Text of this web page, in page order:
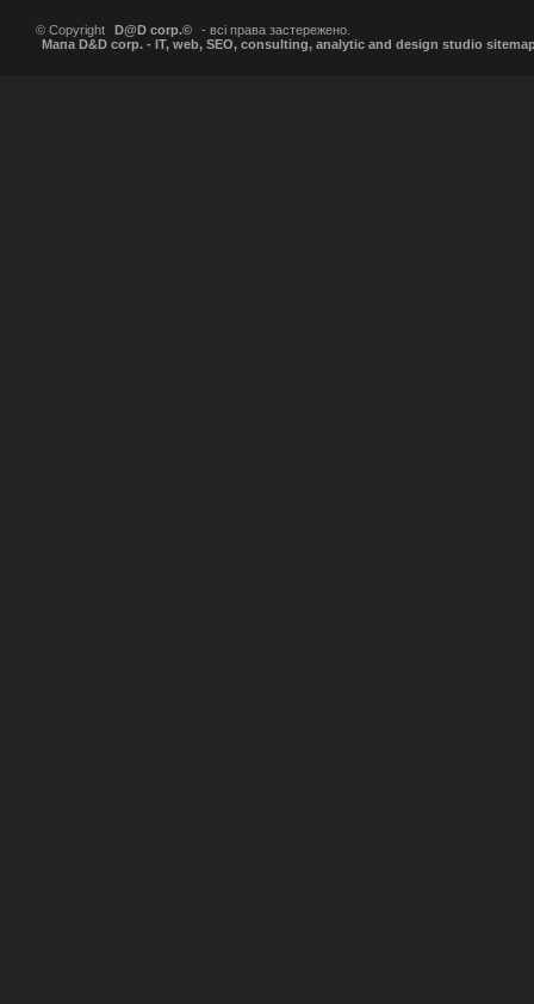
© Copyright D@D corp.©
- всі права застережено.
Мапа D&D corp. - IT, web, SEO, consulting, analytic and design studio